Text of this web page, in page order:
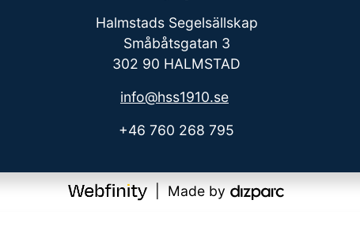
Halmstads Segelsällskap
Småbåtsgatan 3
302 90 HALMSTAD
info@hss1910.se
+46 760 268 795
| Made by